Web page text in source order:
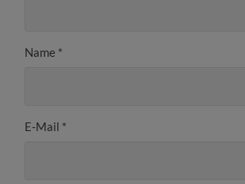
Name *
E-Mail *